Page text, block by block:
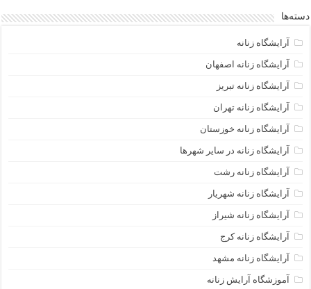
دسته‌ها
آرایشگاه زنانه
آرایشگاه زنانه اصفهان
آرایشگاه زنانه تبریز
آرایشگاه زنانه تهران
آرایشگاه زنانه خوزستان
آرایشگاه زنانه در سایر شهرها
آرایشگاه زنانه رشت
آرایشگاه زنانه شهریار
آرایشگاه زنانه شیراز
آرایشگاه زنانه کرج
آرایشگاه زنانه مشهد
آموزشگاه آرایش زنانه